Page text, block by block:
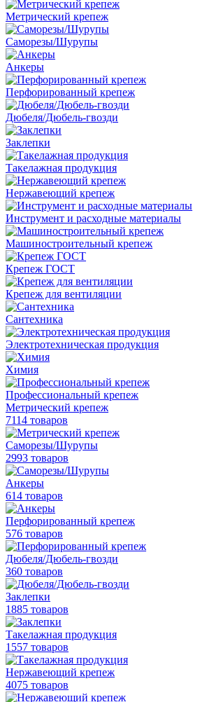
Метрический крепеж
Саморезы/Шурупы
Анкеры
Перфорированный крепеж
Дюбеля/Дюбель-гвозди
Заклепки
Такелажная продукция
Нержавеющий крепеж
Инструмент и расходные материалы
Машиностроительный крепеж
Крепеж ГОСТ
Крепеж для вентиляции
Сантехника
Электротехническая продукция
Химия
Профессиональный крепеж
Метрический крепеж
7114 товаров
Саморезы/Шурупы
2993 товаров
Анкеры
614 товаров
Перфорированный крепеж
576 товаров
Дюбеля/Дюбель-гвозди
360 товаров
Заклепки
1885 товаров
Такелажная продукция
1557 товаров
Нержавеющий крепеж
4075 товаров